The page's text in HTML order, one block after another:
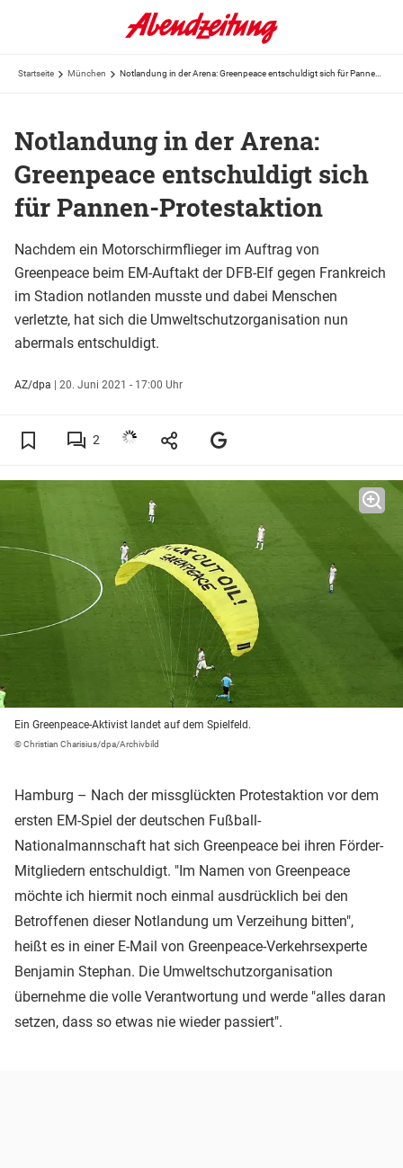
Startseite München
Notlandung in der Arena:
Greenpeace entschuldigt sich
für Pannen-Protestaktion
Nachdem ein Motorschirmflieger im Auftrag von
Greenpeace beim EM-Auftakt der DFB-Elf gegen Frankreich
im Stadion notlanden musste und dabei Menschen
verletzte, hat sich die Umweltschutzorganisation nun
abermals entschuldigt.
AZ/dpa | 20. Juni 2021 - 17:00 Uhr
2
Ein Greenpeace-Aktivist landet auf dem Spielfeld.
© Christian Charisius/dpa/Archivbild
Hamburg – Nach der missglückten Protestaktion vor dem
ersten EM-Spiel der deutschen Fußball-
Nationalmannschaft hat sich Greenpeace bei ihren Förder-
Mitgliedern entschuldigt. "Im Namen von Greenpeace
möchte ich hiermit noch einmal ausdrücklich bei den
Betroffenen dieser Notlandung um Verzeihung bitten",
heißt es in einer E-Mail von Greenpeace-Verkehrsexperte
Benjamin Stephan. Die Umweltschutzorganisation
übernehme die volle Verantwortung und werde "alles daran
setzen, dass so etwas nie wieder passiert".